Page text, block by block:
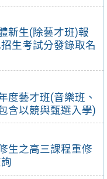
新生(除藝才班)報
生考試分發錄取名
度藝才班(音樂班、
含以競與甄選入學)
生之高三課程重修